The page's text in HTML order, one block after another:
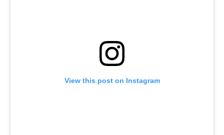
View this post on Instagram